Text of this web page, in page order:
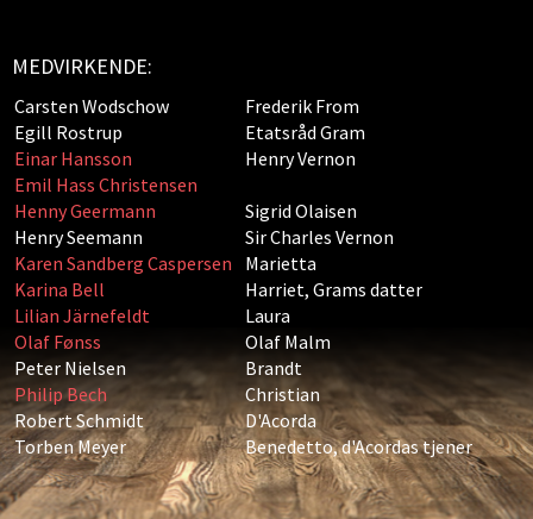
MEDVIRKENDE:
Carsten Wodschow
Frederik From
Egill Rostrup
Etatsråd Gram
Einar Hansson
Henry Vernon
Emil Hass Christensen
Henny Geermann
Sigrid Olaisen
Henry Seemann
Sir Charles Vernon
Karen Sandberg Caspersen
Marietta
Karina Bell
Harriet, Grams datter
Lilian Järnefeldt
Laura
Olaf Fønss
Olaf Malm
Peter Nielsen
Brandt
Philip Bech
Christian
Robert Schmidt
D'Acorda
Torben Meyer
Benedetto, d'Acordas tjener